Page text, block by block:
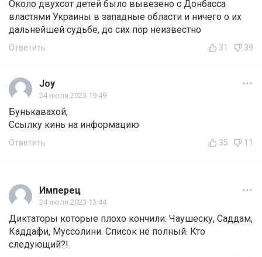
Около двухсот детей было вывезено с Донбасса
властями Украины в западные области и ничего о их
дальнейшей судьбе, до сих пор неизвестно
Ответить 31 39
Joy
24 июля 2023 19:49
Бунькавахой,
Ссылку кинь на информацию
Ответить 35 11
Имперец
24 июля 2023 13:44
Диктаторы которые плохо кончили: Чаушеску, Саддам,
Каддафи, Муссолини. Список не полный. Кто
следующий?!